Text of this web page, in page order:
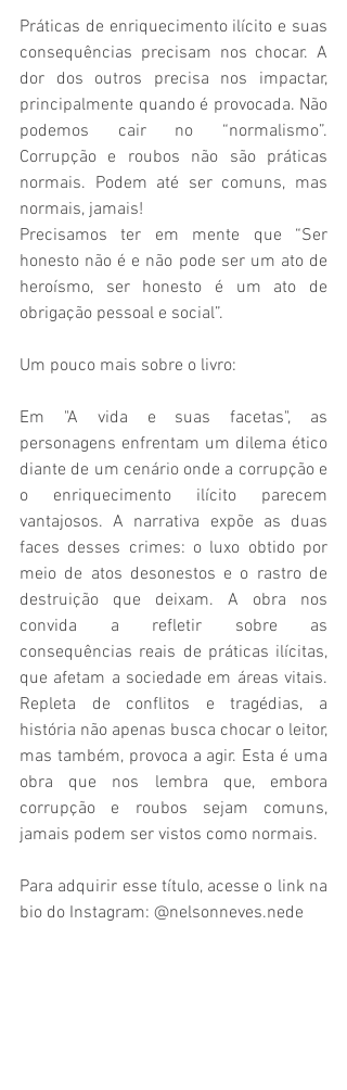
Práticas de enriquecimento ilícito e suas
consequências precisam nos chocar. A
dor dos outros precisa nos impactar,
principalmente quando é provocada. Não
podemos cair no “normalismo”.
Corrupção e roubos não são práticas
normais. Podem até ser comuns, mas
normais, jamais!
Precisamos ter em mente que “Ser
honesto não é e não pode ser um ato de
heroísmo, ser honesto é um ato de
obrigação pessoal e social”.
Um pouco mais sobre o livro:
Em "A vida e suas facetas", as
personagens enfrentam um dilema ético
diante de um cenário onde a corrupção e
o enriquecimento ilícito parecem
vantajosos. A narrativa expõe as duas
faces desses crimes: o luxo obtido por
meio de atos desonestos e o rastro de
destruição que deixam. A obra nos
convida a refletir sobre as
consequências reais de práticas ilícitas,
que afetam a sociedade em áreas vitais.
Repleta de conflitos e tragédias, a
história não apenas busca chocar o leitor,
mas também, provoca a agir. Esta é uma
obra que nos lembra que, embora
corrupção e roubos sejam comuns,
jamais podem ser vistos como normais.
Para adquirir esse título, acesse o link na
bio do Instagram: @nelsonneves.nede